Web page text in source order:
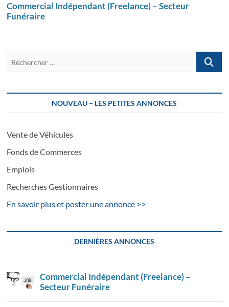
Commercial Indépendant (Freelance) – Secteur
Funéraire
…
NOUVEAU – LES PETITES ANNONCES
Vente de Véhicules
Fonds de Commerces
Emplois
Recherches Gestionnaires
En savoir plus et poster une annonce >>
DERNIÈRES ANNONCES
Commercial Indépendant (Freelance) –
Secteur Funéraire